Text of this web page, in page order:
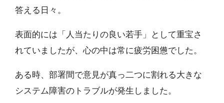
答える日々。
表面的には「人当たりの良い若手」として重宝さ
れていましたが、心の中は常に疲労困憊でした。
ある時、部署間で意見が真っ二つに割れる大きな
システム障害のトラブルが発生しました。